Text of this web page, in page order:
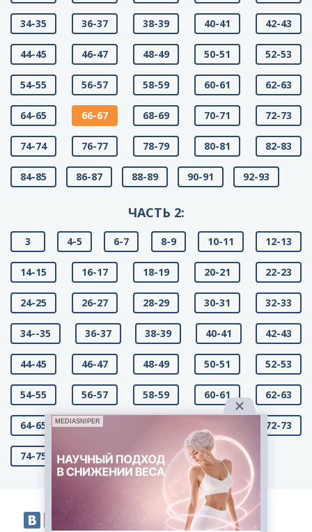
34-35 36-37 38-39 40-41 42-43
44-45 46-47 48-49 50-51 52-53
54-55 56-57 58-59 60-61 62-63
64-65 66-67 68-69 70-71 72-73
74-74 76-77 78-79 80-81 82-83
84-85 86-87 88-89 90-91 92-93
ЧАСТЬ 2:
3 4-5 6-7 8-9 10-11 12-13
14-15 16-17 18-19 20-21 22-23
24-25 26-27 28-29 30-31 32-33
34--35 36-37 38-39 40-41 42-43
44-45 46-47 48-49 50-51 52-53
54-55 56-57 58-59 60-61 62-63
64-65 66-67 72-73
74-75 76-77
MEDIASNIPER